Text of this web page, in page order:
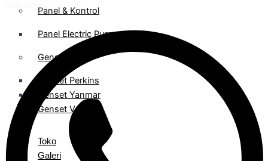
Panel & Kontrol
Panel Electric Pump
Genset
Genset Perkins
Genset Yanmar
Genset V-GEN
Toko
Galeri